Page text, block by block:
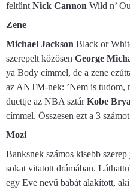
feltűnt Nick Cannon Wild n’
Zene
Michael Jackson Black or
szerepelt közösen George
ya Body címmel, de a zene
az ANTM-nek: ’Nem is tudom,
duettje az NBA sztárKobe
címmel. Összesen ezt a 3
Mozi
Banksnek számos kisebb
sokat vitatott drámában.
egy Eve nevű babát alakított,